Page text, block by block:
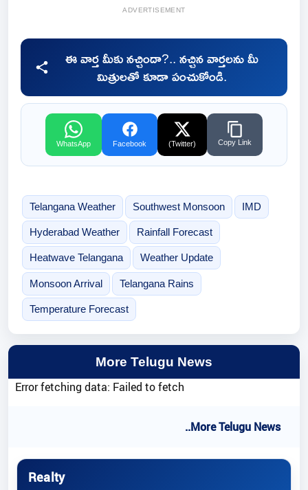
ADVERTISEMENT
ఈ వార్త మీకు నచ్చిందా?.. నచ్చిన వార్తలను మీ
మిత్రులతో కూడా పంచుకోండి.
WhatsApp Facebook (Twitter) Copy Link
Telangana Weather Southwest Monsoon IMD
Hyderabad Weather Rainfall Forecast
Heatwave Telangana Weather Update
Monsoon Arrival Telangana Rains
Temperature Forecast
More Telugu News
Error fetching data: Failed to fetch
..More Telugu News
Realty